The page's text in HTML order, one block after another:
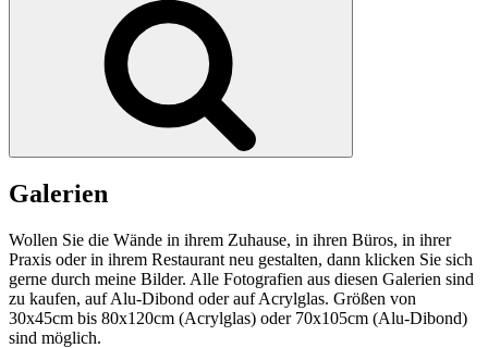
Galerien
Wollen Sie die Wände in ihrem Zuhause, in ihren Büros, in ihrer
Praxis oder in ihrem Restaurant neu gestalten, dann klicken Sie sich
gerne durch meine Bilder. Alle Fotografien aus diesen Galerien sind
zu kaufen, auf Alu-Dibond oder auf Acrylglas. Größen von
30x45cm bis 80x120cm (Acrylglas) oder 70x105cm (Alu-Dibond)
sind möglich.